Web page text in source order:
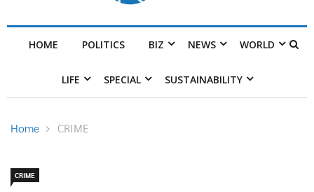
HOME POLITICS BIZ NEWS WORLD
LIFE SPECIAL SUSTAINABILITY
Home CRIME
CRIME